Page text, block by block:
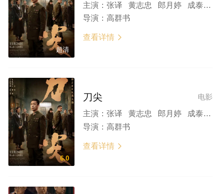
超清
主演： 张译 黄志忠 郎月婷 成泰燊 沙溢
导演： 高群书
查看详情 
6.0
电影
刀尖
主演： 张译 黄志忠 郎月婷 成泰燊 沙溢
导演： 高群书
查看详情 